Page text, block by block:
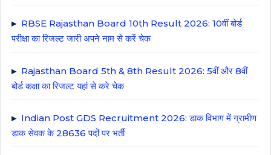
RBSE Rajasthan Board 10th Result 2026: 10वीं बोर्ड
परीक्षा का रिजल्ट जारी अपने नाम से करें चेक
Rajasthan Board 5th & 8th Result 2026: 5वीं और 8वीं
बोर्ड कक्षा का रिजल्ट यहां से करे चेक
Indian Post GDS Recruitment 2026: डाक विभाग में ग्रामीण
डाक सेवक के 28636 पदों पर भर्ती